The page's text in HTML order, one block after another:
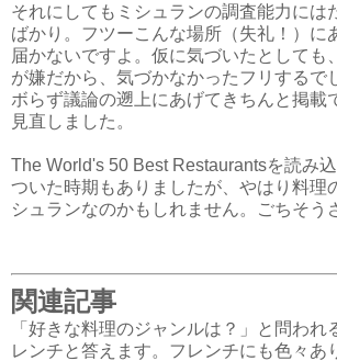
それにしてもミシュランの調査能力には
ばかり。フツーこんな場所（失礼！）に
届かないですよ。仮に気づいたとしても
が嫌だから、気づかなかったフリするで
ボらず議論の遡上にあげてきちんと掲載
見直しました。
The World's 50 Best Restaurantsを読み
ついた時期もありましたが、やはり料理
シュランなのかもしれません。ごちそう
関連記事
「好きな料理のジャンルは？」と問われ
レンチと答えます。フレンチにも色々あ